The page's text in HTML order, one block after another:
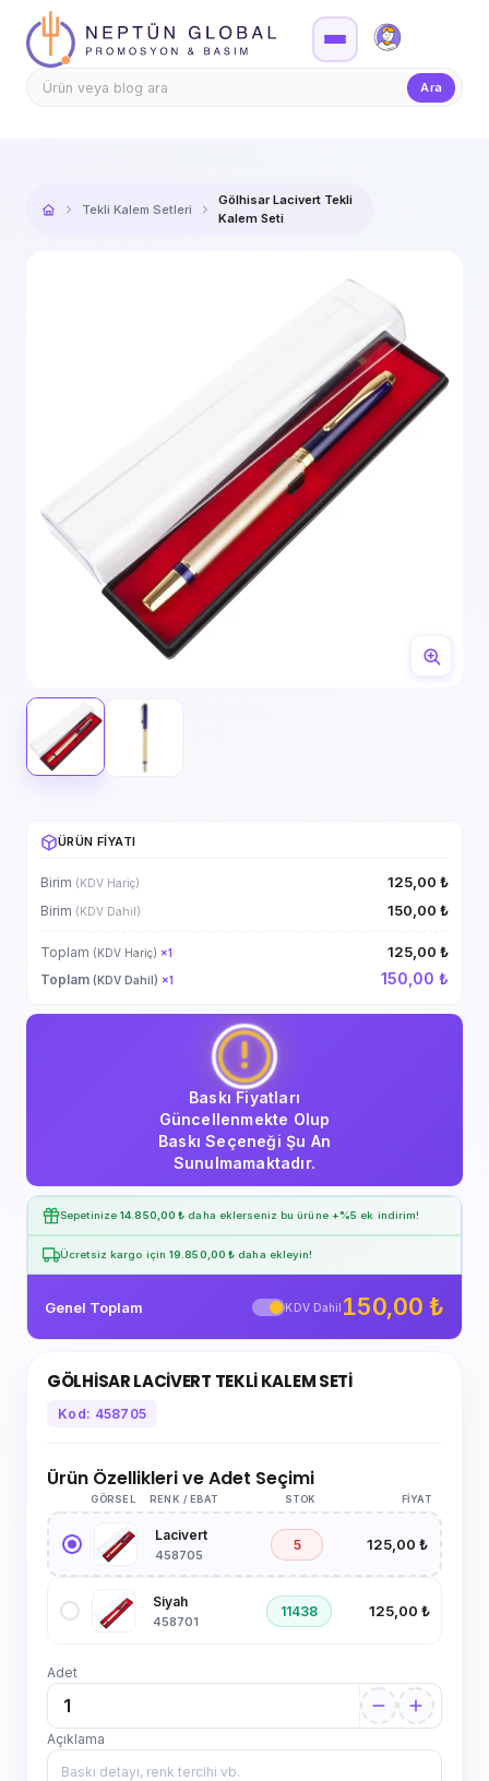
Firma Girişi
Ara
Tekli Kalem Setleri
Gölhisar Lacivert Tekli
Kalem Seti
ÜRÜN FIYATI
Birim (KDV Hariç) 125,00 ₺
Birim (KDV Dahil) 150,00 ₺
Toplam (KDV Hariç) ×1 125,00 ₺
Toplam (KDV Dahil) ×1 150,00 ₺
Baskı Fiyatları
Güncellenmekte Olup
Baskı Seçeneği Şu An
Sunulmamaktadır.
Sepetinize14.850,00 ₺ daha eklerseniz bu ürüne +%5 ek indirim!
Ücretsiz kargo için 19.850,00 ₺ daha ekleyin!
Genel Toplam KDV Dahil 150,00 ₺
GÖLHİSAR LACİVERT TEKLİ KALEM SETİ
Kod: 458705
Ürün Özellikleri ve Adet Seçimi
GÖRSEL RENK / EBAT STOK FIYAT
Lacivert
458705
5 125,00 ₺
Siyah
458701
11438 125,00 ₺
Adet
Açıklama